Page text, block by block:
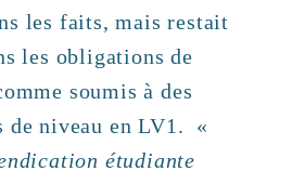
les faits, mais restait
les obligations de
soumis à des
de niveau en LV1. «
étudiante